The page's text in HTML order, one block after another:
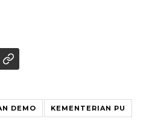
DEMO KEMENTERIAN PU